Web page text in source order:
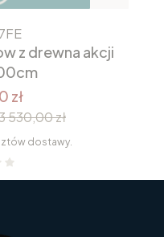
z drewna akcji
zł
530,00 zł
dostawy.